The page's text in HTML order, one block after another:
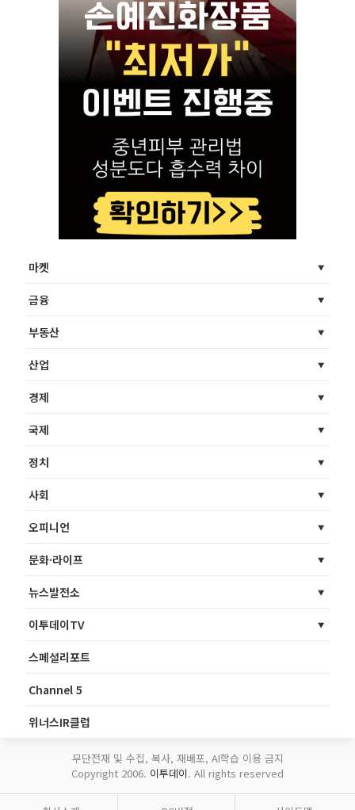
마켓
금융
부동산
산업
경제
국제
정치
사회
오피니언
문화·라이프
뉴스발전소
이투데이TV
스페셜리포트
Channel 5
위너스IR클럽
무단전재 및 수집, 복사, 재배포, AI학습 이용 금지
Copyright 2006. 이투데이. All rights reserved